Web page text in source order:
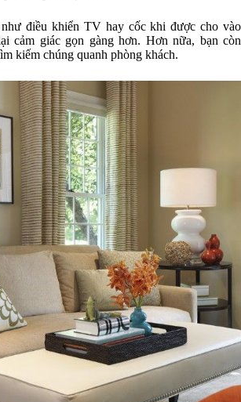
điều khiển TV hay cốc khi được cho vào
cảm giác gọn gàng hơn. Hơn nữa, bạn còn
kiếm chúng quanh phòng khách.